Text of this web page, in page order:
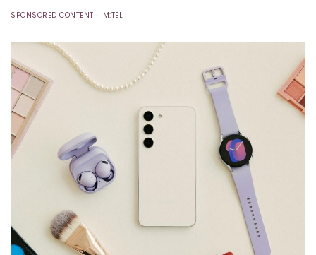
SPONSORED CONTENT M:TEL